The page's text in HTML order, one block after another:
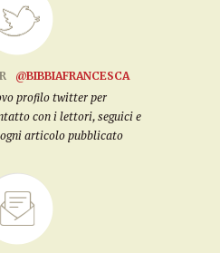
@BIBBIAFRANCESCA
profilo twitter per
con i lettori, seguici e
articolo pubblicato